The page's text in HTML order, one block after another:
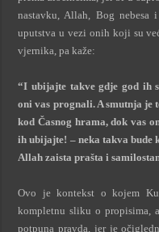
nastavku, Allah, Bog
uputstva u vezi onih koji su
vjernika, pa kaže:
“I ubijajte takve gdje god ih
oni vas prognali. A smutnja
kod Časnog hrama, dok vas
ih ubijajte! – neka takva bude
Allah zaista prašta i
Ovo je kontekst o kojem
kompletnu sliku o propisima,
potpuna pravda, jer je